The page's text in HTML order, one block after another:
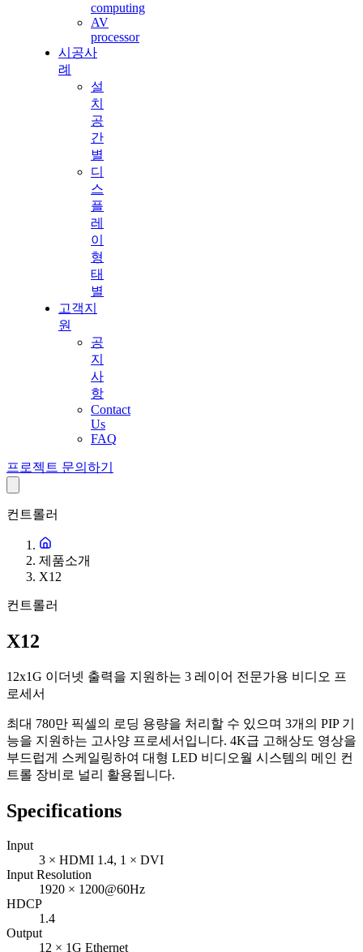
computing
AV
processor
시공사
례
설
치
공
간
별
디
스
플
레
이
형
태
별
고객지
원
공
지
사
항
Contact
Us
FAQ
프로젝트 문의하기
컨트롤러
제품소개
X12
컨트롤러
X12
12x1G 이더넷 출력을 지원하는 3 레이어 전문가용 비디오 프
로세서
최대 780만 픽셀의 로딩 용량을 처리할 수 있으며 3개의 PIP 기
능을 지원하는 고사양 프로세서입니다. 4K급 고해상도 영상을
부드럽게 스케일링하여 대형 LED 비디오월 시스템의 메인 컨
트롤 장비로 널리 활용됩니다.
Specifications
Input
3 × HDMI 1.4, 1 × DVI
Input Resolution
1920 × 1200@60Hz
HDCP
1.4
Output
12 × 1G Ethernet